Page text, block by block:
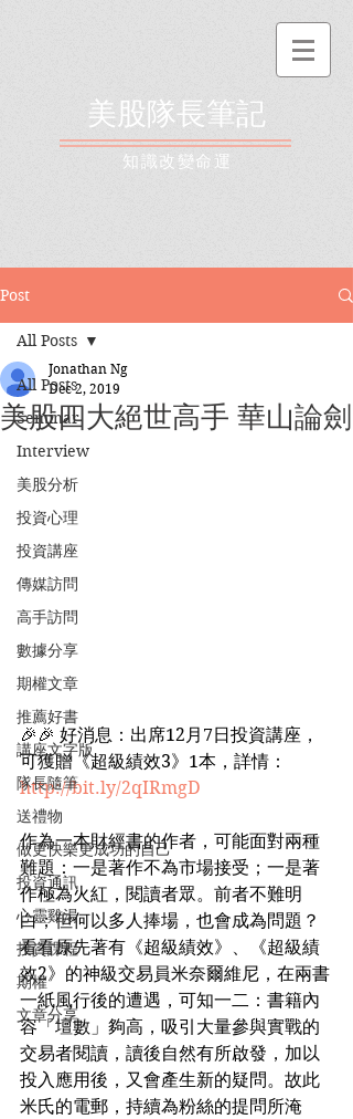
美股隊長筆記
​知識改變命運
Post
All Posts
Seminar
Interview
美股分析
投資心理
投資講座
傳媒訪問
高手訪問
數據分享
期權文章
推薦好書
講座文字版
隊長隨筆
送禮物
做更快樂更成功的自己
投資通訊
心靈雞湯
投資課程
期權
文章分享
All Posts
美股四大絕世高手 華山論劍
Jonathan Ng
Dec 2, 2019
🎉🎉 好消息：出席12月7日投資講座，
可獲贈《超級績效3》1本，詳情：
http://bit.ly/2qIRmgD
作為一本財經書的作者，可能面對兩種
難題：一是著作不為市場接受；一是著
作極為火紅，閱讀者眾。前者不難明
白；但何以多人捧場，也會成為問題？
看看原先著有《超級績效》、《超級績
效2》的神級交易員米奈爾維尼，在兩書
一紙風行後的遭遇，可知一二：書籍內
容「壇數」夠高，吸引大量參與實戰的
交易者閱讀，讀後自然有所啟發，加以
投入應用後，又會產生新的疑問。故此
米氏的電郵，持續為粉絲的提問所淹